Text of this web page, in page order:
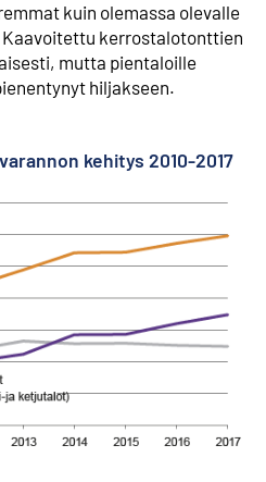
kuin olemassa olevalle
kerrostalo­tonttien
mutta pientaloille
hiljakseen.
kehitys 2010-2017